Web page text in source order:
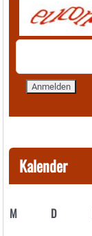
Kalender
M D